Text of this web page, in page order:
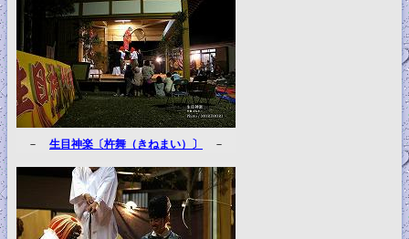
－ 生目神楽〔杵舞（きねまい）〕 －